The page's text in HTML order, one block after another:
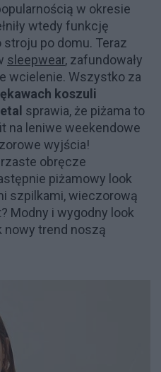
w okresie
wtedy funkcję
po domu. Teraz
sleepwear, zafundowały
wcielenie. Wszystko za
koszuli
sprawia, że piżama to
na leniwe weekendowe
wyjścia!
obręcze
piżamowy look
szpilkami, wieczorową
Modny i wygodny look
nowy trend noszą